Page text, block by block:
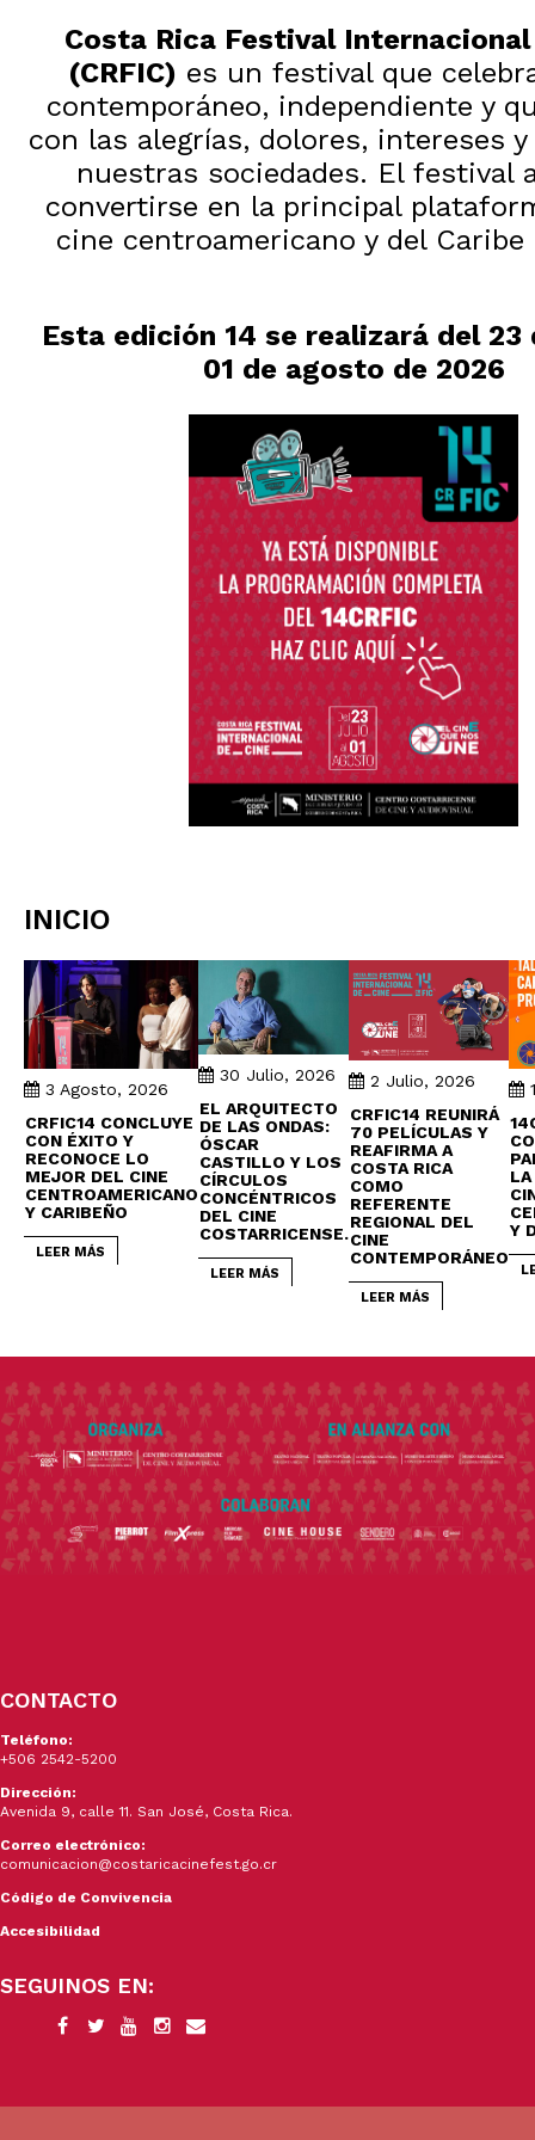
Costa Rica Festival Internacional
(CRFIC) es un festival que
contemporáneo, independiente y
con las alegrías, dolores, intereses y
nuestras sociedades. El festival
convertirse en la principal
cine centroamericano y del Caribe
Esta edición 14 se realizará del 23
01 de agosto de 2026
INICIO
3 Agosto, 2026
CRFIC14 CONCLUYE
CON ÉXITO Y
RECONOCE LO
MEJOR DEL CINE
CENTROAMERICANO
Y CARIBEÑO
LEER MÁS
30 Julio, 2026
EL ARQUITECTO
DE LAS ONDAS:
ÓSCAR
CASTILLO Y LOS
CÍRCULOS
CONCÉNTRICOS
DEL CINE
COSTARRICENSE.
LEER MÁS
2 Julio, 2026
CRFIC14 REUNIRÁ
70 PELÍCULAS Y
REAFIRMA A
COSTA RICA
COMO
REFERENTE
REGIONAL DEL
CINE
CONTEMPORÁNEO
LEER MÁS
Y
CONTACTO
Teléfono:
+506 2542-5200
Dirección:
Avenida 9, calle 11. San José, Costa Rica.
Correo electrónico:
comunicacion@costaricacinefest.go.cr
Código de Convivencia
Accesibilidad
SEGUINOS EN: